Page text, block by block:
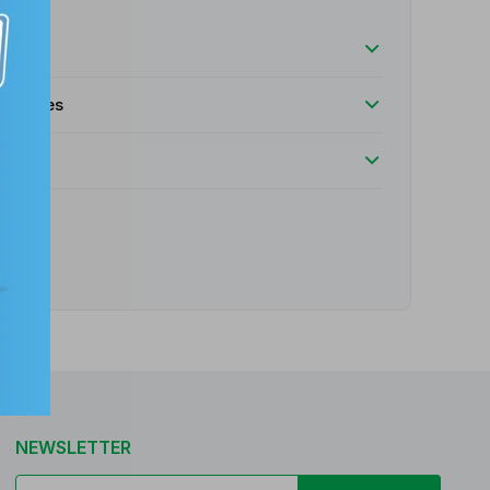
NEWSLETTER